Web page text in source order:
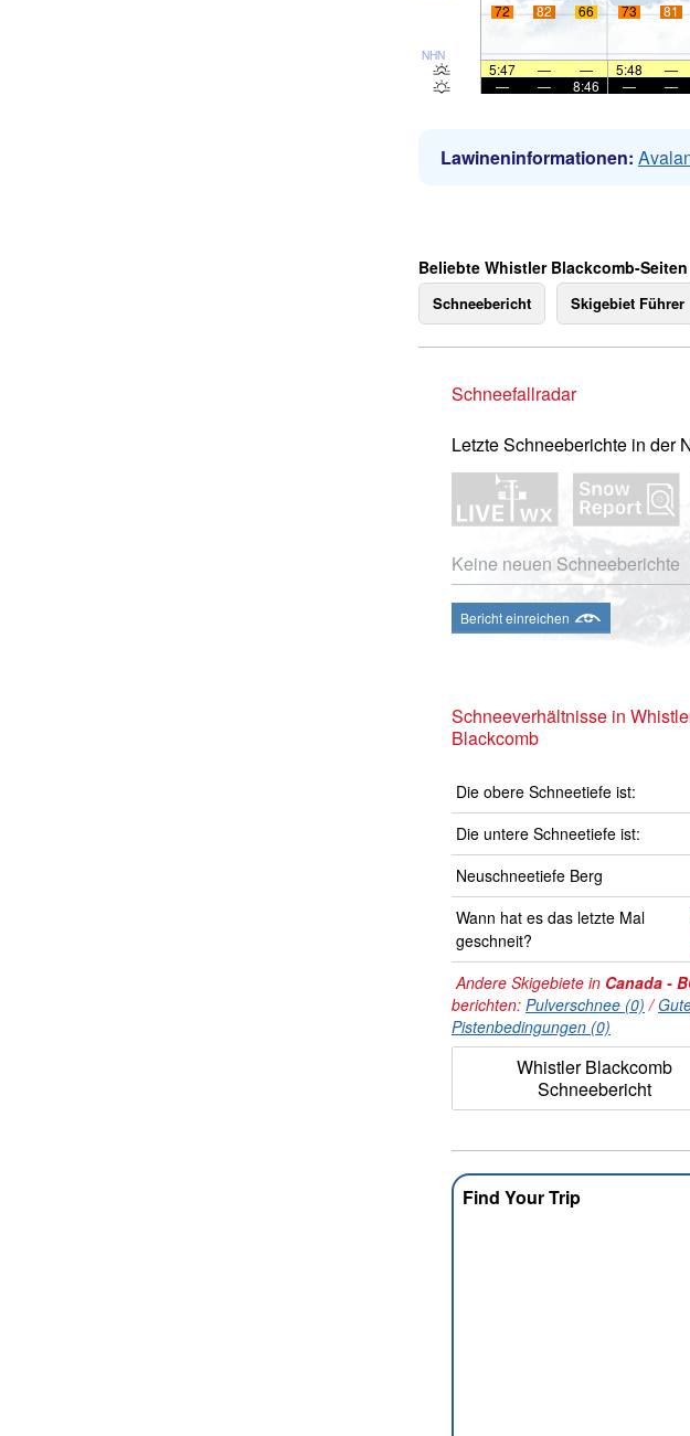
NHN
72 82 66 73 81
5:47 — — 5:48 —
—
— 8:46 — —
Lawineninformationen:
Beliebte Whistler Blackcomb-Seiten
Schneebericht Skigebiet Führer
Schneefallradar
Letzte Schneeberichte in der
Keine neuen Schneeberichte
Bericht einreichen
Schneeverhältnisse in
Blackcomb
Die obere Schneetiefe ist:
Die untere Schneetiefe ist:
Neuschneetiefe Berg
Wann hat es das letzte Mal
geschneit?
Andere Skigebiete in Canada -
berichten: Pulverschnee (0) /
Pistenbedingungen (0)
Whistler Blackcomb
Schneebericht
Find Your Trip